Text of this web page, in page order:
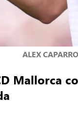
ALEX
Mallorca